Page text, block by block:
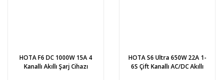
HOTA F6 DC 1000W 15A 4
Kanallı Akıllı Şarj Cihazı
HOTA S6 Ultra 650W 22A 1-
6S Çift Kanallı AC/DC Akıllı